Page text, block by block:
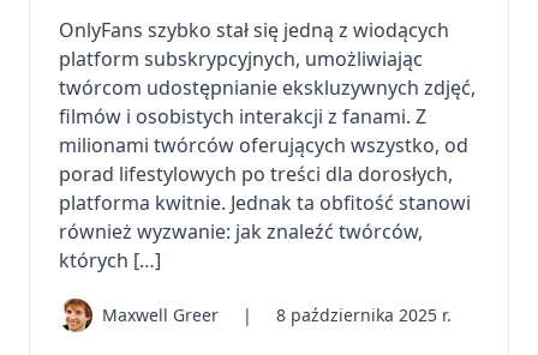
OnlyFans szybko stał się jedną z wiodących
platform subskrypcyjnych, umożliwiając
twórcom udostępnianie ekskluzywnych zdjęć,
filmów i osobistych interakcji z fanami. Z
milionami twórców oferujących wszystko, od
porad lifestylowych po treści dla dorosłych,
platforma kwitnie. Jednak ta obfitość stanowi
również wyzwanie: jak znaleźć twórców,
których […]
Maxwell Greer | 8 października 2025 r.